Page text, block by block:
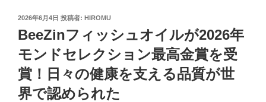
投
日:
2026年6月4日 投稿者: HIROMU
BeeZinフィッシュオイルが2026年
モンドセレクション最高金賞を受
賞！日々の健康を支える品質が世
界で認められた